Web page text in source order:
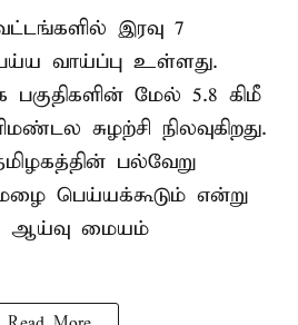
இரவு 7
வாய்ப்பு உள்ளது.
மேல் 5.8 கிமீ
சுழற்சி நிலவுகிறது.
பல்வேறு
பெய்யக்கூடும் என்று
ஆய்வு மையம்